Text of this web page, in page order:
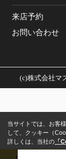
来店予約
お問い合わせ
(c)株式会社マ
当サイトでは、お客
して、クッキー（
詳しくは、当社の 「